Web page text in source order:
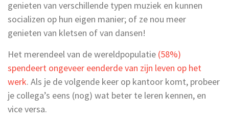
genieten van verschillende typen muziek en kunnen
socializen op hun eigen manier; of ze nou meer
genieten van kletsen of van dansen!
Het merendeel van de wereldpopulatie (58%)
spendeert ongeveer eenderde van zijn leven op het
werk. Als je de volgende keer op kantoor komt, probeer
je collega’s eens (nog) wat beter te leren kennen, en
vice versa.